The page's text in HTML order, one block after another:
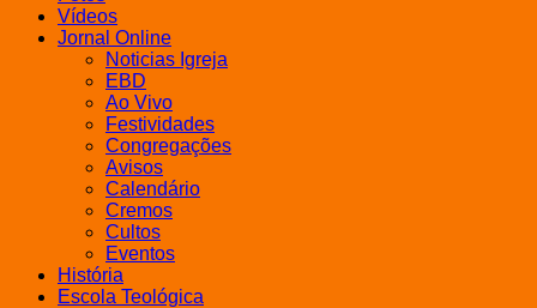
Vídeos
Jornal Online
Noticias Igreja
EBD
Ao Vivo
Festividades
Congregações
Avisos
Calendário
Cremos
Cultos
Eventos
História
Escola Teológica